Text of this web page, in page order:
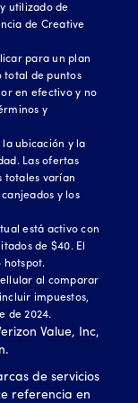
utilizado de
de Creative
para un plan
total de puntos
en efectivo y no
y
la ubicación y la
Las ofertas
totales varían
y los
está activo con
de $40. El
hotspot.
al comparar
impuestos,
de 2024.
Value, Inc,
de servicios
referencia en